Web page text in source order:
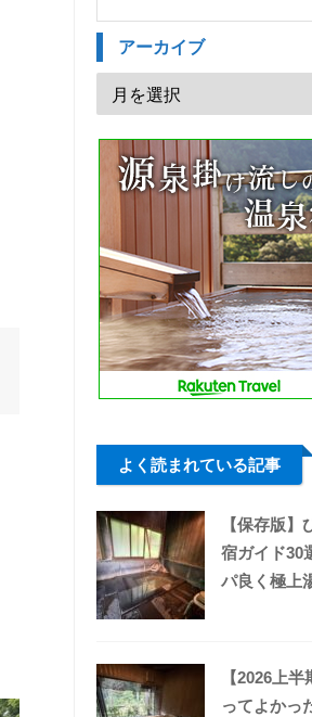
アーカイブ
よく読まれている記事
【保存版
宿ガイド30
パ良く極上
【2026上
ってよかっ